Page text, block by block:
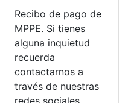
Recibo de pago de
MPPE. Si tienes
alguna inquietud
recuerda
contactarnos a
través de nuestras
redes sociales,